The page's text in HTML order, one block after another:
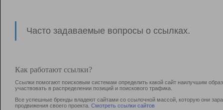
Часто задаваемые вопросы о ссылках.
Как работают ссылки?
Ссылки помогают поисковым системам определить какой сайт наилучшим
участвовать в раcпределении позиций и поискового трафика.
Все успешные бренды владеют сайтами со ссылочной массой, которую они
продвижения своего проекта. Смотреть ссылки сайтов